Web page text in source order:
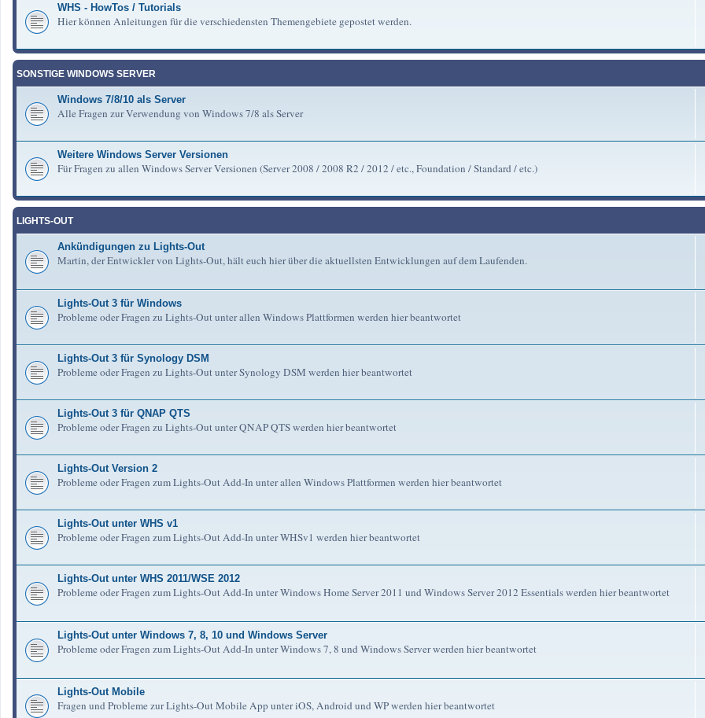
WHS - HowTos / Tutorials
Hier können Anleitungen für die verschiedensten Themengebiete gepostet werden.
SONSTIGE WINDOWS SERVER
Windows 7/8/10 als Server
Alle Fragen zur Verwendung von Windows 7/8 als Server
Weitere Windows Server Versionen
Für Fragen zu allen Windows Server Versionen (Server 2008 / 2008 R2 / 2012 / etc., Foundation / Standard / etc.)
LIGHTS-OUT
Ankündigungen zu Lights-Out
Martin, der Entwickler von Lights-Out, hält euch hier über die aktuellsten Entwicklungen auf dem Laufenden.
Lights-Out 3 für Windows
Probleme oder Fragen zu Lights-Out unter allen Windows Plattformen werden hier beantwortet
Lights-Out 3 für Synology DSM
Probleme oder Fragen zu Lights-Out unter Synology DSM werden hier beantwortet
Lights-Out 3 für QNAP QTS
Probleme oder Fragen zu Lights-Out unter QNAP QTS werden hier beantwortet
Lights-Out Version 2
Probleme oder Fragen zum Lights-Out Add-In unter allen Windows Plattformen werden hier beantwortet
Lights-Out unter WHS v1
Probleme oder Fragen zum Lights-Out Add-In unter WHSv1 werden hier beantwortet
Lights-Out unter WHS 2011/WSE 2012
Probleme oder Fragen zum Lights-Out Add-In unter Windows Home Server 2011 und Windows Server 2012 Essentials werden hier beantwortet
Lights-Out unter Windows 7, 8, 10 und Windows Server
Probleme oder Fragen zum Lights-Out Add-In unter Windows 7, 8 und Windows Server werden hier beantwortet
Lights-Out Mobile
Fragen und Probleme zur Lights-Out Mobile App unter iOS, Android und WP werden hier beantwortet